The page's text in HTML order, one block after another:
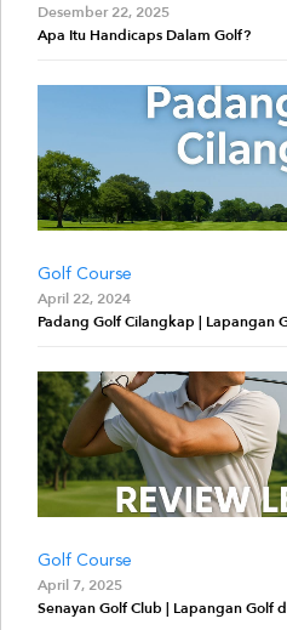
Desember 22, 2025
Apa Itu Handicaps Dalam Golf?
Golf Course
April 22, 2024
Padang Golf Cilangkap | Lapangan
Golf Course
April 7, 2025
Senayan Golf Club | Lapangan Golf